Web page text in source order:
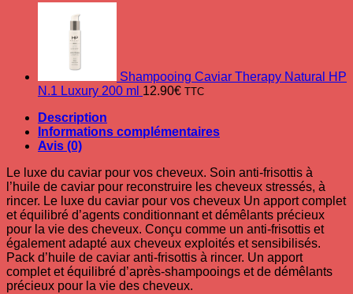
Shampooing Caviar Therapy Natural HP
N.1 Luxury 200 ml 12.90€ TTC
Description
Informations complémentaires
Avis (0)
Le luxe du caviar pour vos cheveux. Soin anti-frisottis à
l’huile de caviar pour reconstruire les cheveux stressés, à
rincer. Le luxe du caviar pour vos cheveux Un apport complet
et équilibré d’agents conditionnant et démêlants précieux
pour la vie des cheveux. Conçu comme un anti-frisottis et
également adapté aux cheveux exploités et sensibilisés.
Pack d’huile de caviar anti-frisottis à rincer. Un apport
complet et équilibré d’après-shampooings et de démêlants
précieux pour la vie des cheveux.